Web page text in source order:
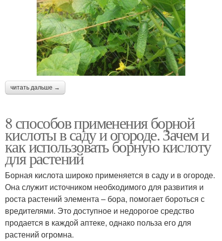
читать дальше →
8 способов применения борной
кислоты в саду и огороде. Зачем и
как использовать борную кислоту
для растений
Борная кислота широко применяется в саду и в огороде.
Она служит источником необходимого для развития и
роста растений элемента – бора, помогает бороться с
вредителями. Это доступное и недорогое средство
продается в каждой аптеке, однако польза его для
растений огромна.